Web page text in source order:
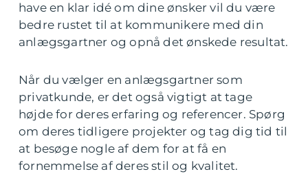
have en klar idé om dine ønsker vil du være
bedre rustet til at kommunikere med din
anlægsgartner og opnå det ønskede resultat.
Når du vælger en anlægsgartner som
privatkunde, er det også vigtigt at tage
højde for deres erfaring og referencer. Spørg
om deres tidligere projekter og tag dig tid til
at besøge nogle af dem for at få en
fornemmelse af deres stil og kvalitet.